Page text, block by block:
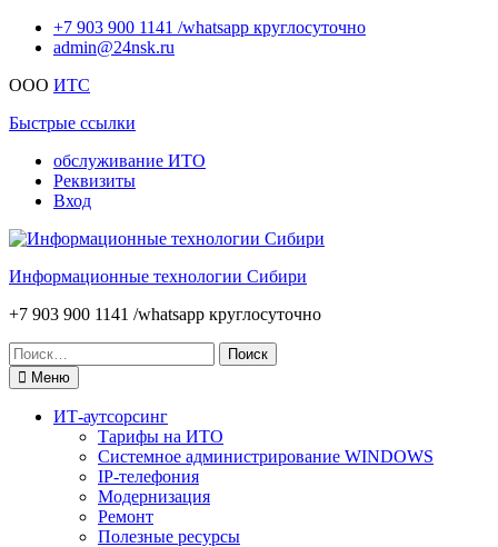
Перейти+7 903 900 1141 /whatsapp круглосуточно
admin@24nsk.ru
ООО ИТС
Быстрые ссылки
обслуживание ИТО
Реквизиты
Вход
Информационные технологии Сибири
+7 903 900 1141 /whatsapp круглосуточно
Искать:
Меню
ИТ-аутсорсинг
Тарифы на ИТО
Системное администрирование WINDOWS
IP-телефония
Модернизация
Ремонт
Полезные ресурсы